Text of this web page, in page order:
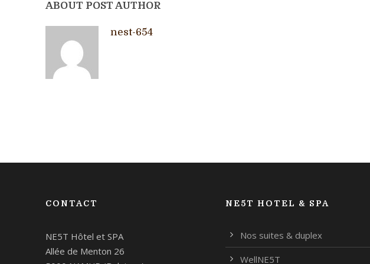
ABOUT POST AUTHOR
nest-654
CONTACT
NE5T Hôtel et SPA
Allée de Menton 26
NE5T HOTEL & SPA
Nos suites & duplex
WellNE5T